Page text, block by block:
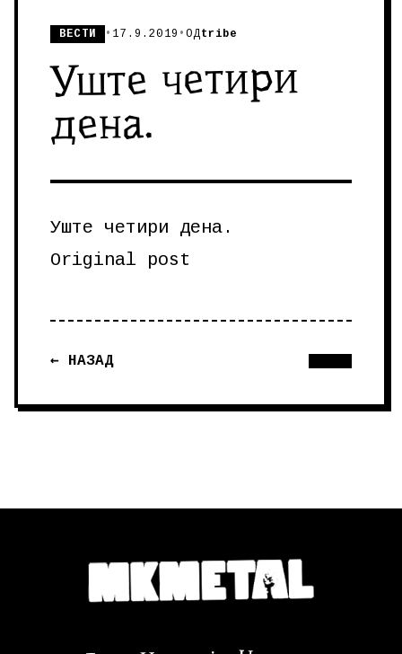
ВЕСТИ • 17.9.2019 •ОДtribe
Уште четири
дена.
Уште четири дена.
Original post
← НАЗАД